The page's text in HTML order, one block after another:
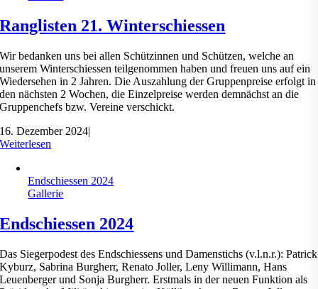
Ranglisten 21. Winterschiessen
Wir bedanken uns bei allen Schützinnen und Schützen, welche an
unserem Winterschiessen teilgenommen haben und freuen uns auf ein
Wiedersehen in 2 Jahren. Die Auszahlung der Gruppenpreise erfolgt in
den nächsten 2 Wochen, die Einzelpreise werden demnächst an die
Gruppenchefs bzw. Vereine verschickt.
16. Dezember 2024|
Weiterlesen
Endschiessen 2024
Gallerie
Endschiessen 2024
Das Siegerpodest des Endschiessens und Damenstichs (v.l.n.r.): Patrick
Kyburz, Sabrina Burgherr, Renato Joller, Leny Willimann, Hans
Leuenberger und Sonja Burgherr. Erstmals in der neuen Funktion als